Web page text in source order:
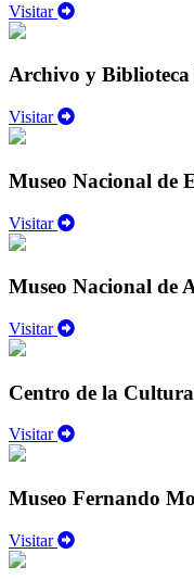
Visitar
Archivo y Biblioteca
Visitar
Museo Nacional de
Visitar
Museo Nacional de
Visitar
Centro de la
Visitar
Museo Fernando
Visitar